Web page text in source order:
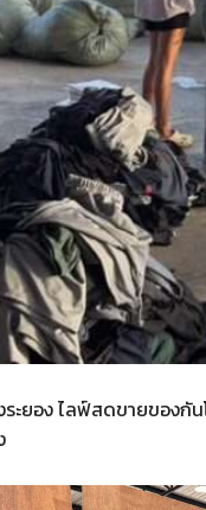
ะยอง ไลฟ์สดขายของ